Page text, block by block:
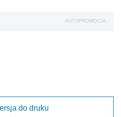
AUTOPROMOCJA
do druku